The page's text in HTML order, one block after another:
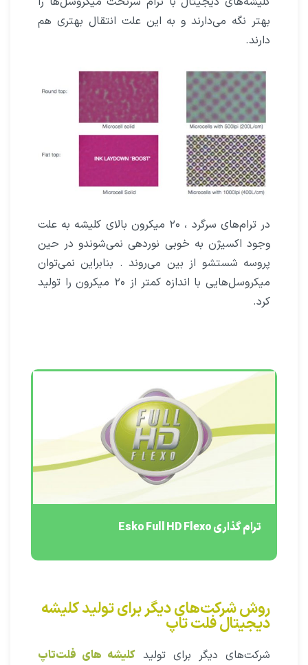
بهتر نگه می‌دارند و به این علت انتقال بهتری هم
دارند.
در ترام‌های سرگرد ، ۲۰ میکرون بالای کلیشه به علت
وجود اکسیژن به خوبی نوردهی نمی‌شوندو در حین
پروسه شستشو از بین می‌روند . بنابراین نمی‌توان
میکروسل‌هایی با اندازه کمتر از ۲۰ میکرون را تولید
کرد.
ترام گذاری Esko Full HD Flexo
روش شرکت‌های دیگر برای تولید کلیشه
دیجیتال فلت تاپ
شرکت‌های دیگر برای تولید کلیشه های فلت‌تاپ